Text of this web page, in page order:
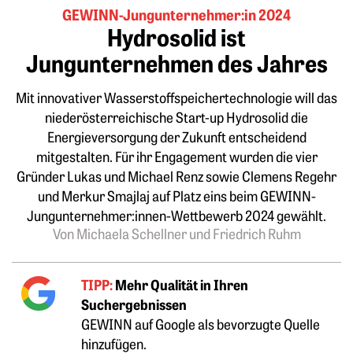
GEWINN-Jungunternehmer:in 2024
Hydrosolid ist
Jungunternehmen des Jahres
Mit innovativer Wasserstoffspeichertechnologie will das
niederösterreichische Start-up Hydrosolid die
Energieversorgung der Zukunft entscheidend
mitgestalten. Für ihr Engagement wurden die vier
Gründer Lukas und Michael Renz sowie Clemens Regehr
und Merkur Smajlaj auf Platz eins beim GEWINN-
Jungunternehmer:innen-Wettbewerb 2024 gewählt.
Von Michaela Schellner und Friedrich Ruhm
TIPP:Mehr Qualität in Ihren
Suchergebnissen
GEWINN auf Google als bevorzugte Quelle
hinzufügen.